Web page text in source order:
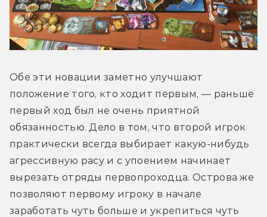
Обе эти новации заметно улучшают
положение того, кто ходит первым, — раньше
первый ход был не очень приятной
обязанностью. Дело в том, что второй игрок
практически всегда выбирает какую-нибудь
агрессивную расу и с упоением начинает
вырезать отряды первопроходца. Острова же
позволяют первому игроку в начале
заработать чуть больше и укрепиться чуть